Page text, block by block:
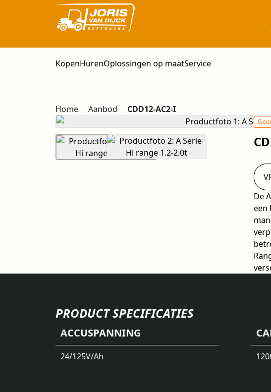
KopenHurenOplossingen op maatService
Home Aanbod CDD12-AC2-I
De
een
PRODUCT SPECIFICATIES
ACCUSPANNING
24/125V/Ah